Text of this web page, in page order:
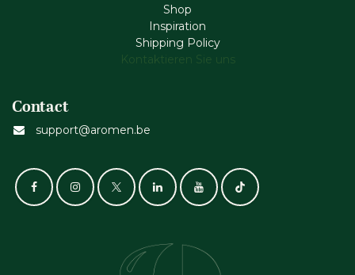
Shop
Inspiration
Shipping Policy
Kontaktieren Sie uns
Contact
support@aromen.be